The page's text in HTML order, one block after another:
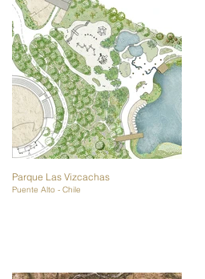
Parque Las Vizcachas
Puente Alto - Chile